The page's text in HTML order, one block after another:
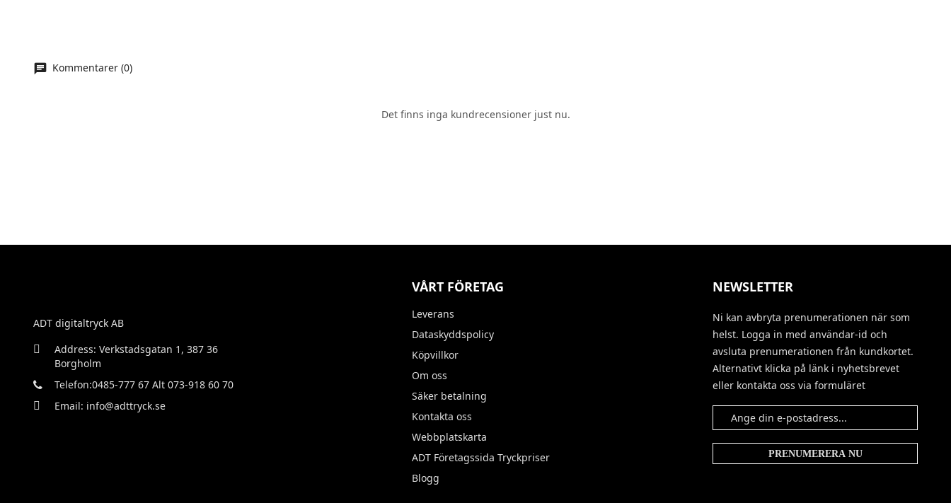
Kommentarer (0)
Det finns inga kundrecensioner just nu.
ADT digitaltryck AB
Address: Verkstadsgatan 1, 387 36
Borgholm
Telefon:0485-777 67 Alt 073-918 60 70
Email: info@adttryck.se
VÅRT FÖRETAG
Leverans
Dataskyddspolicy
Köpvillkor
Om oss
Säker betalning
Kontakta oss
Webbplatskarta
ADT Företagssida Tryckpriser
Blogg
NEWSLETTER
Ni kan avbryta prenumerationen när som
helst. Logga in med användar-id och
avsluta prenumerationen från kundkortet.
Alternativt klicka på länk i nyhetsbrevet
eller kontakta oss via formuläret